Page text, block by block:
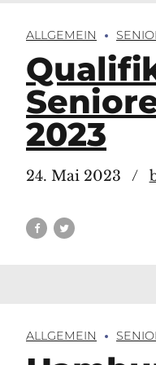
ALLGEMEIN
2023
24. Mai 2023
ALLGEMEIN